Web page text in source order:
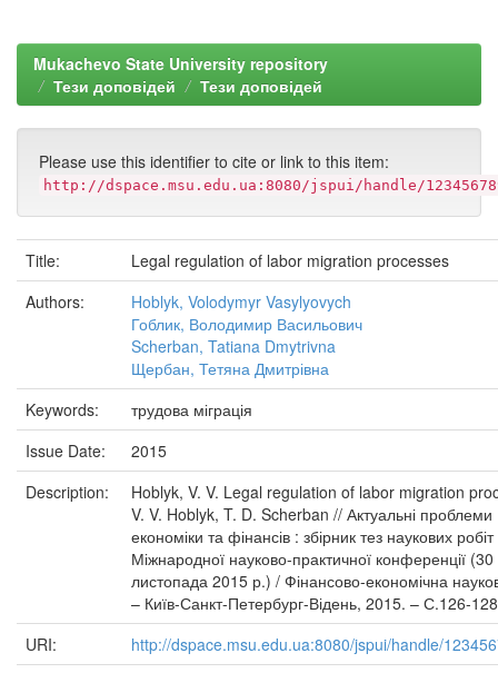
Mukachevo State University repository
Тези доповідей
Тези доповідей
Please use this identifier to cite or link to this item:
http://dspace.msu.edu.ua:8080/jspui/handle/
Title:
Legal regulation of labor migration processes
Authors:
Hoblyk, Volodymyr Vasylyovych
Гоблик, Володимир Васильович
Scherban, Tatiana Dmytrivna
Щербан, Тетяна Дмитрівна
Keywords:
трудова міграція
Issue Date:
2015
Description:
Hoblyk, V. V. Legal regulation of labor migration
V. V. Hoblyk, T. D. Scherban // Актуальні проблеми
економіки та фінансів : збірник тез наукових
Міжнародної науково-практичної конференції (30
листопада 2015 р.) / Фінансово-економічна
– Київ-Санкт-Петербург-Відень, 2015. – С.126-
URI:
http://dspace.msu.edu.ua:8080/jspui/handle/